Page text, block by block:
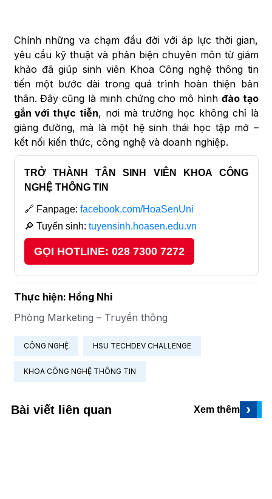
Chính những va chạm đầu đời với áp lực thời gian,
yêu cầu kỹ thuật và phản biện chuyên môn từ giám
khảo đã giúp sinh viên Khoa Công nghệ thông tin
tiến một bước dài trong quá trình hoàn thiện bản
thân. Đây cũng là minh chứng cho mô hình đào tạo
gắn với thực tiễn, nơi mà trường học không chỉ là
giảng đường, mà là một hệ sinh thái học tập mở –
kết nối kiến thức, công nghệ và doanh nghiệp.
TRỞ THÀNH TÂN SINH VIÊN KHOA CÔNG
NGHỆ THÔNG TIN
🔗 Fanpage: facebook.com/HoaSenUni
🔎 Tuyển sinh: tuyensinh.hoasen.edu.vn
GỌI HOTLINE: 028 7300 7272
Thực hiện: Hồng Nhi
Phòng Marketing – Truyền thông
CÔNG NGHỆ HSU TECHDEV CHALLENGE
KHOA CÔNG NGHỆ THÔNG TIN
Bài viết liên quan Xem thêm ›